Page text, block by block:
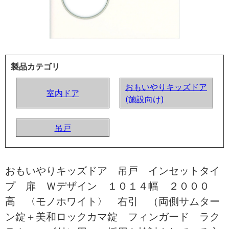
製品カテゴリ
室内ドア
おもいやりキッズドア
(施設向け)
吊戸
おもいやりキッズドア 吊戸 インセットタイ
プ 扉 Ｗデザイン １０１４幅 ２０００
高 〈モノホワイト〉 右引 （両側サムター
ン錠＋美和ロックカマ錠 フィンガード ラク